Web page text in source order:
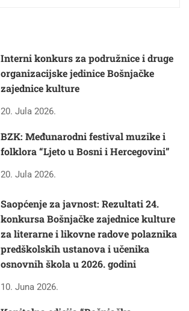
Interni konkurs za podružnice i druge
organizacijske jedinice Bošnjačke
zajednice kulture
20. Jula 2026.
BZK: Međunarodni festival muzike i
folklora “Ljeto u Bosni i Hercegovini”
20. Jula 2026.
Saopćenje za javnost: Rezultati 24.
konkursa Bošnjačke zajednice kulture
za literarne i likovne radove polaznika
predškolskih ustanova i učenika
osnovnih škola u 2026. godini
10. Juna 2026.